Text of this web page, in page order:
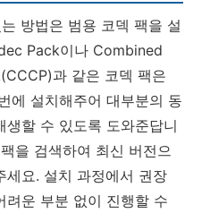
방법은 범용 코덱 팩을 설
Pack이나 Combined
과 같은 코덱 팩은
에 설치해주어 대부분의 동
할 수 있도록 도와준답니
을 검색하여 최신 버전으
세요. 설치 과정에서 권장
려운 부분 없이 진행할 수